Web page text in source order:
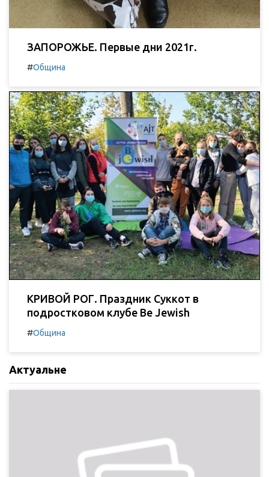
ЗАПОРОЖЬЕ. Первые дни 2021г.
#Община
КРИВОЙ РОГ. Праздник Суккот в
подростковом клубе Be Jewish
#Община
Актуальне